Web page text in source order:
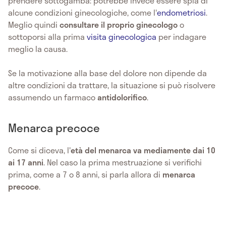
alcune condizioni ginecologiche, come l'endometriosi.
Meglio quindi consultare il proprio ginecologoo
sottoporsi alla prima visita ginecologica per indagare
meglio la causa.
Se la motivazione alla base del dolore non dipende da
altre condizioni da trattare, la situazione si può risolvere
assumendo un farmacoantidolorifico.
Menarca precoce
Come si diceva, l'età del menarca va mediamente dai 10
ai 17 anni. Nel caso la prima mestruazione si verifichi
prima, come a 7 o 8 anni, si parla allora di menarca
precoce.